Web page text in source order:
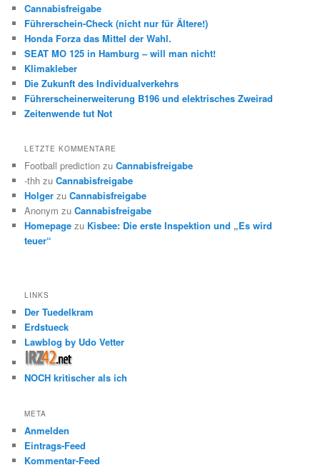
Cannabisfreigabe
Führerschein-Check (nicht nur für Ältere!)
Honda Forza das Mittel der Wahl.
SEAT MO 125 in Hamburg – will man nicht!
Klimakleber
Die Zukunft des Individualverkehrs
Führerscheinerweiterung B196 und elektrisches Zweirad
Zeitenwende tut Not
LETZTE KOMMENTARE
Football prediction zuCannabisfreigabe
-thh zuCannabisfreigabe
Holger zuCannabisfreigabe
Anonym zuCannabisfreigabe
Homepage zu Kisbee: Die erste Inspektion und „Es wird
teuer“
LINKS
Der Tuedelkram
Erdstueck
Lawblog by Udo Vetter
NOCH kritischer als ich
META
Anmelden
Eintrags-Feed
Kommentar-Feed